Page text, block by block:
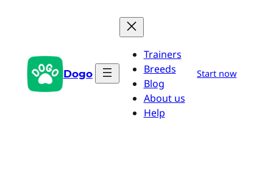
Dogo
Trainers
Breeds
Blog
About us
Help
Start now